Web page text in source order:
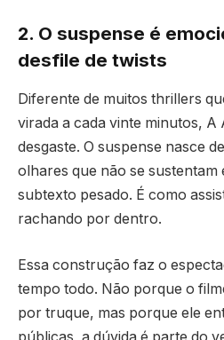
2. O suspense é
desfile de twists
Diferente de muitos thrillers
virada a cada vinte minutos, A
desgaste. O suspense nasce
olhares que não se sustentam
subtexto pesado. É como
rachando por dentro.
Essa construção faz o
tempo todo. Não porque o
por truque, mas porque ele